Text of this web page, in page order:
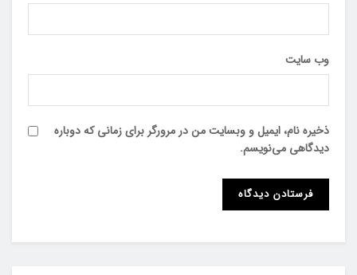
وب‌ سایت
ذخیره نام، ایمیل و وبسایت من در مرورگر برای زمانی که دوباره
دیدگاهی می‌نویسم.